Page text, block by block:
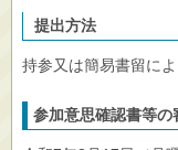
提出方法
持参又は簡易書留によ
参加意思確認書等の